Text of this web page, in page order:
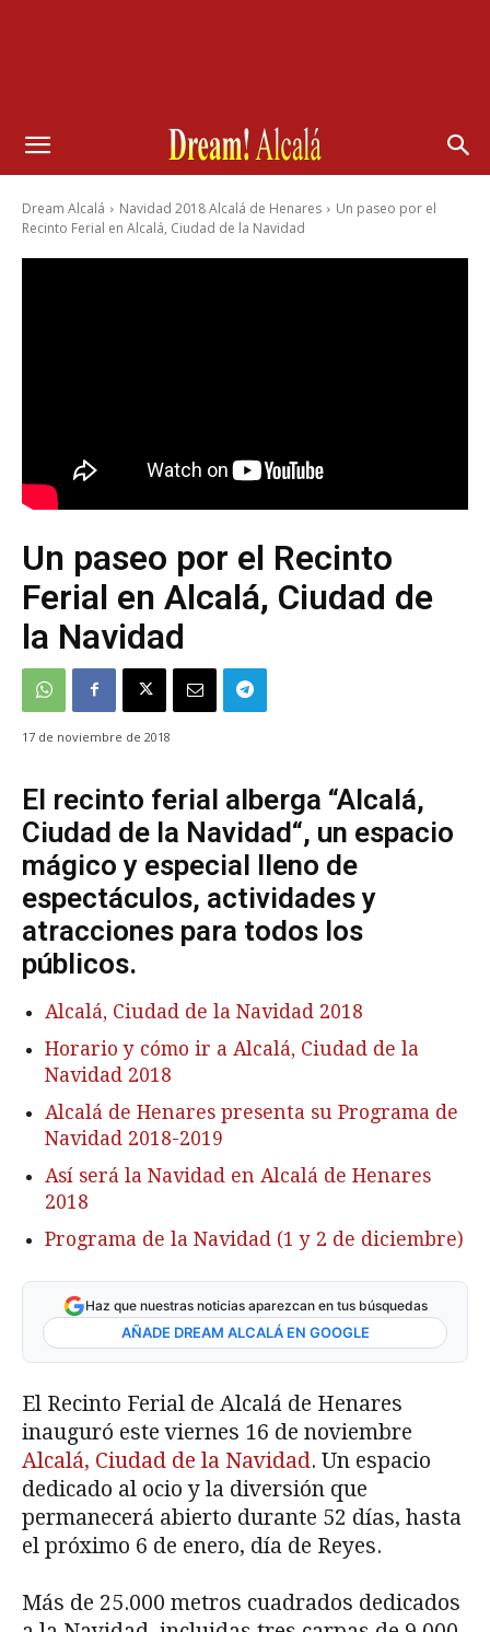
Dream Alcalá Navidad 2018 Alcalá de Henares
Un paseo por el
Recinto Ferial en Alcalá, Ciudad de la Navidad
Un paseo por el Recinto
Ferial en Alcalá, Ciudad de
la Navidad
17 de noviembre de 2018
El recinto ferial alberga “Alcalá,
Ciudad de la Navidad“, un espacio
mágico y especial lleno de
espectáculos, actividades y
atracciones para todos los
públicos.
Alcalá, Ciudad de la Navidad 2018
Horario y cómo ir a Alcalá, Ciudad de la
Navidad 2018
Alcalá de Henares presenta su Programa de
Navidad 2018-2019
Así será la Navidad en Alcalá de Henares
2018
Programa de la Navidad (1 y 2 de diciembre)
Haz que nuestras noticias aparezcan en tus búsquedas
AÑADE DREAM ALCALÁ EN GOOGLE
El Recinto Ferial de Alcalá de Henares
inauguró este viernes 16 de noviembre
Alcalá, Ciudad de la Navidad. Un espacio
dedicado al ocio y la diversión que
permanecerá abierto durante 52 días, hasta
el próximo 6 de enero, día de Reyes.
Más de 25.000 metros cuadrados dedicados